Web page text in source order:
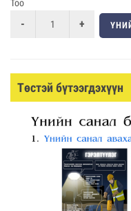
Тоо
Төстэй бүтээгдэхүүн